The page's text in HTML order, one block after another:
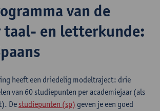
van de
taal- en letterkunde:
heeft een driedelig modeltraject: drie
van 60 studiepunten per academiejaar (als
De studiepunten (sp) geven je een goed